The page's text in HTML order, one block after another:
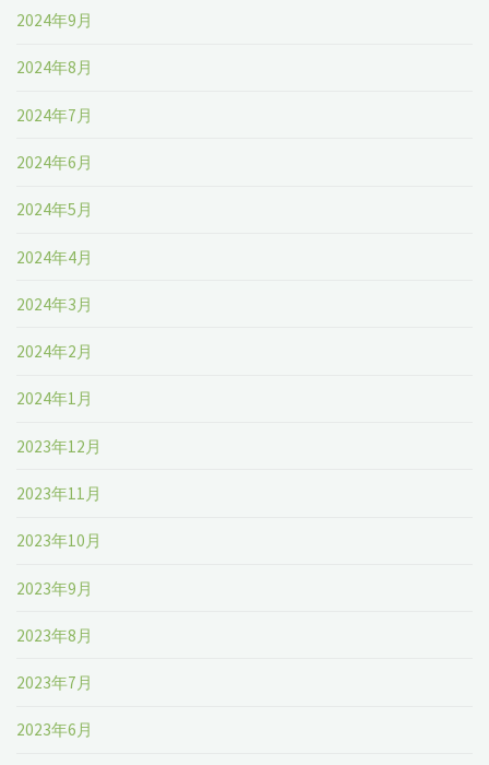
2024年9月
2024年8月
2024年7月
2024年6月
2024年5月
2024年4月
2024年3月
2024年2月
2024年1月
2023年12月
2023年11月
2023年10月
2023年9月
2023年8月
2023年7月
2023年6月